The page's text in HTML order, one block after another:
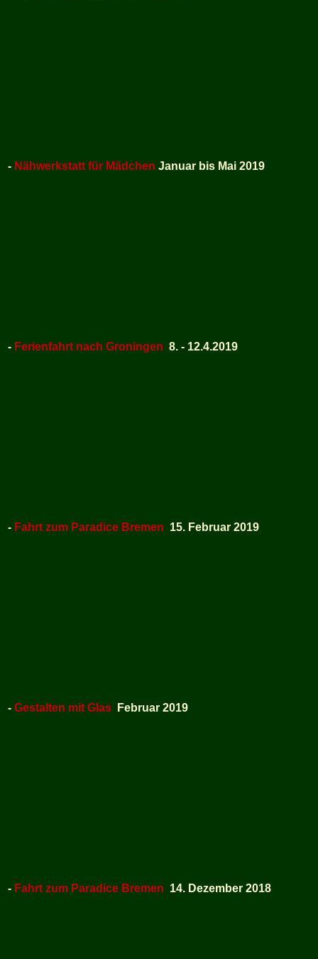
- Nähwerkstatt für Mädchen Januar bis Mai 2019
- Ferienfahrt nach Groningen 8. - 12.4.2019
- Fahrt zum Paradice Bremen 15. Februar 2019
- Gestalten mit Glas Februar 2019
- Fahrt zum Paradice Bremen 14. Dezember 2018